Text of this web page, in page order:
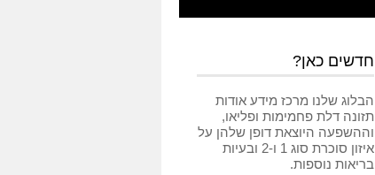
חדשים כאן?
הבלוג שלנו מרכז מידע אודות
תזונה דלת פחמימות ופליאו,
וההשפעה היוצאת דופן שלהן על
איזון סוכרת סוג 1 ו-2 ובעיות
בריאות נוספות.